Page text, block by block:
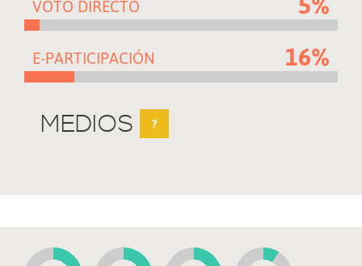
VOTO DIRECTO
E-PARTICIPACIÓN 16%
MEDIOS ?